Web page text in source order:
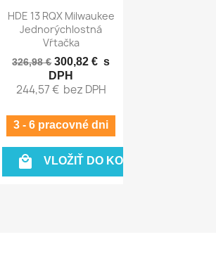
 Rýchly náhľad
HDE 13 RQX Milwaukee
Jednorýchlostná
Vŕtačka
326,98 € 300,82 € s
DPH
244,57 € bez DPH
3 - 6 pracovné dni
 VLOŽIŤ DO KOŠÍKA